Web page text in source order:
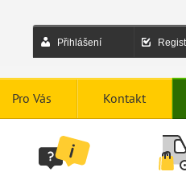
Přihlášení
Pro Vás Kontakt